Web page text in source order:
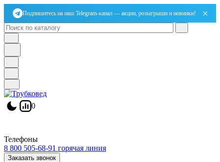
Подпишитесь на наш Telegram-канал — акции, розыгрыши и новинки! ×
0
Телефоны
8 800 505-68-91 горячая линия
Заказать звонок